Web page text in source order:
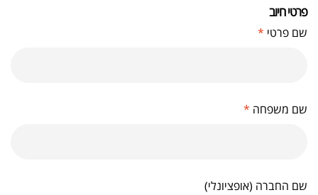
פרטי חיוב‫
שם פרטי *
שם משפחה *
שם החברה (אופציונלי)